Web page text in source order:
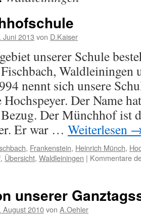
Juni 2013 von D.Kaiser
unserer Schule
Waldleiningen
nennt sich unsere
Der Name
Der Münchhof ist
Er war … Weiterlesen
, Frankenstein, Heinrich Münch,
, Übersicht, Waldleiningen | Kommentare
unserer
August 2010von A.Oehler